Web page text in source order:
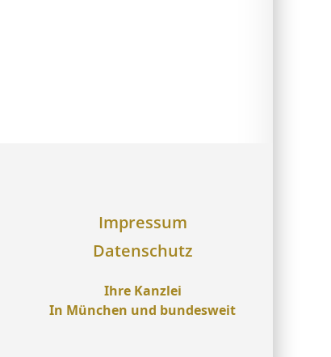
Impressum
Datenschutz
Ihre Kanzlei
In München und bundesweit